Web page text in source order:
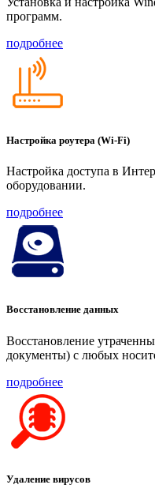
программ.
подробнее
Настройка роутера (Wi-Fi)
Настройка доступа в
оборудовании.
подробнее
Восстановление данных
Восстановление
документы) с любых
подробнее
Удаление вирусов